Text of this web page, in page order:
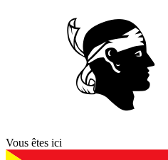
Vous êtes ici